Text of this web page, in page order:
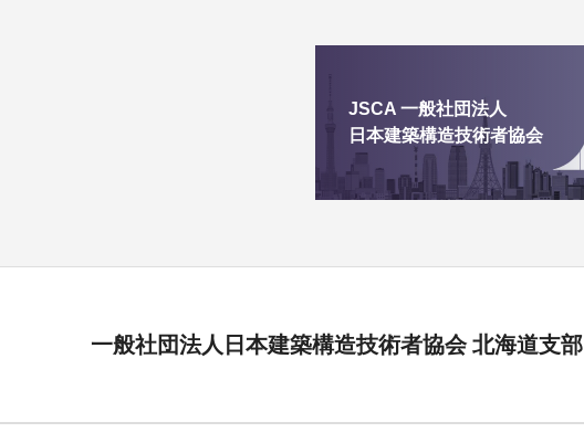
JSCA 一般社団法人
日本建築構造技術者協会
一般社団法人日本建築構造技術者協会 北海道支部